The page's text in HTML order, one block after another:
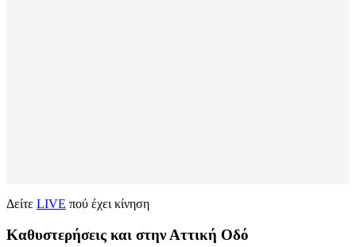
Δείτε LIVE πού έχει κίνηση
Καθυστερήσεις και στην Αττική Οδό